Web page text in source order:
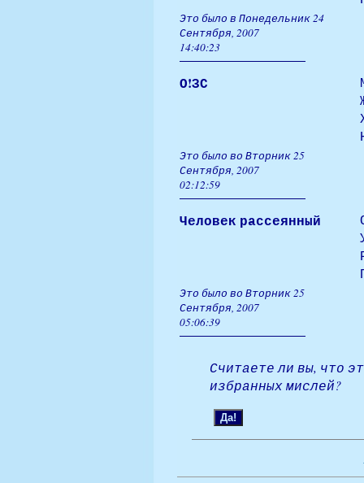
Это было в Понедельник 24
Сентября, 2007
14:40:23
О!ЗС
Это было во Вторник 25
Сентября, 2007
02:12:59
Человек рассеянный
Это было во Вторник 25
Сентября, 2007
05:06:39
Считаете ли вы, что
избранных мислей?